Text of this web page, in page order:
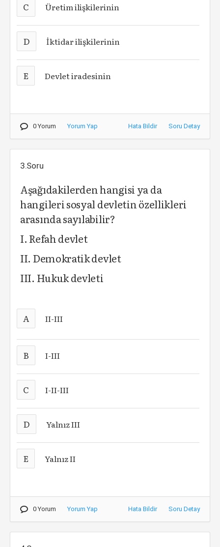
C Üretim ilişkilerinin
D İktidar ilişkilerinin
E Devlet iradesinin
0 Yorum Yorum Yap Hata Bildir Soru Detay
3.Soru
Aşağıdakilerden hangisi ya da
hangileri sosyal devletin özellikleri
arasında sayılabilir?
I. Refah devlet
II. Demokratik devlet
III. Hukuk devleti
A II-III
B I-III
C I-II-III
D Yalnız III
E Yalnız II
0 Yorum Yorum Yap Hata Bildir Soru Detay